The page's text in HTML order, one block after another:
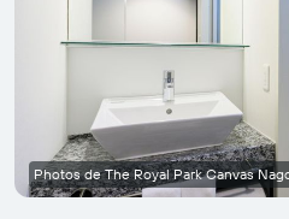
Photos de The Royal Park Canvas